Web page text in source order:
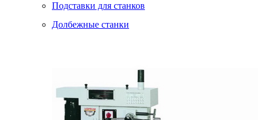
Подставки для станков
Долбежные станки